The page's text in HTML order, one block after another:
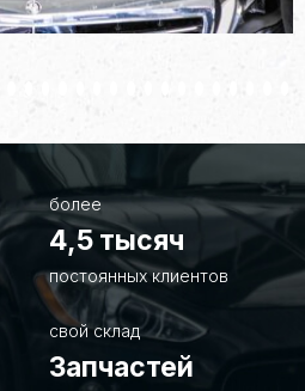
более
4,5тысяч
постоянных клиентов
свой склад
Запчастей